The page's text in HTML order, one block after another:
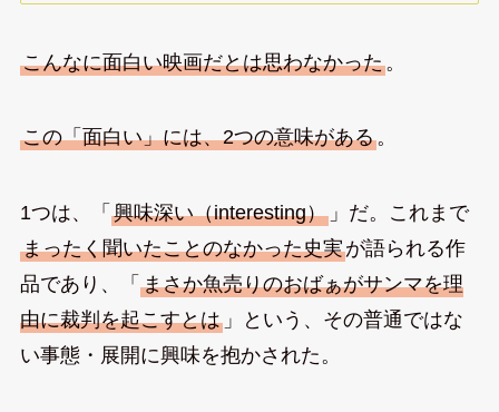
こんなに面白い映画だとは思わなかった。
この「面白い」には、2つの意味がある。
1つは、「 興味深い（interesting）」だ。これまで
まったく聞いたことのなかった史実が語られる作
品であり、「 まさか魚売りのおばぁがサンマを理
由に裁判を起こすとは」という、その普通ではな
い事態・展開に興味を抱かされた。